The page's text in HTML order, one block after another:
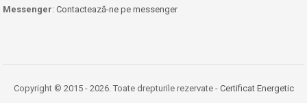
Messenger: Contactează-ne pe messenger
Copyright © 2015 - 2026. Toate drepturile rezervate - Certificat Energetic